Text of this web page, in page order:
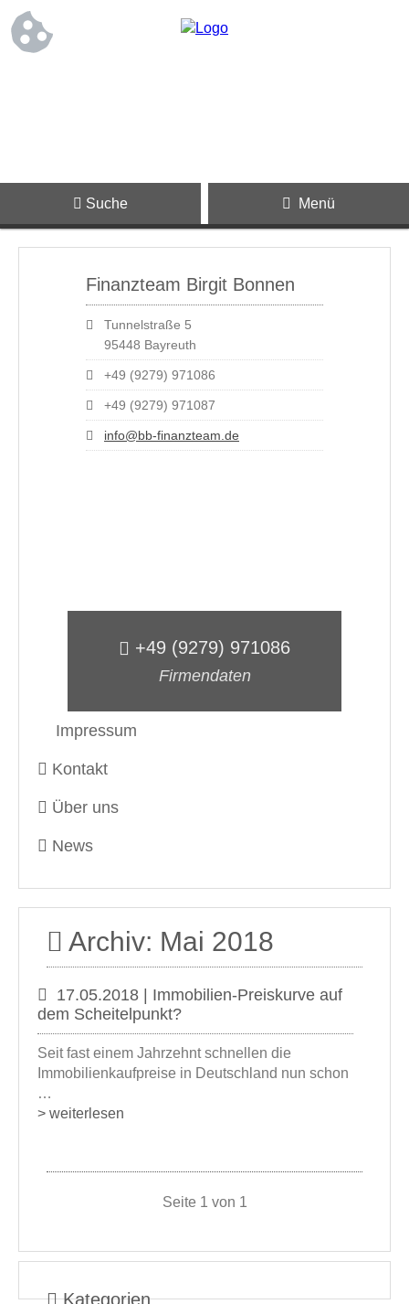
Suche Menü
Finanzteam Birgit Bonnen
Tunnelstraße 5
95448 Bayreuth
+49 (9279) 971086
+49 (9279) 971087
info@bb-finanzteam.de
+49 (9279) 971086
Firmendaten
Impressum
Kontakt
Über uns
News
Archiv: Mai 2018
17.05.2018 | Immobilien-Preiskurve auf
dem Scheitelpunkt?
Seit fast einem Jahrzehnt schnellen die
Immobilienkaufpreise in Deutschland nun schon
…
> weiterlesen
Seite 1 von 1
Kategorien